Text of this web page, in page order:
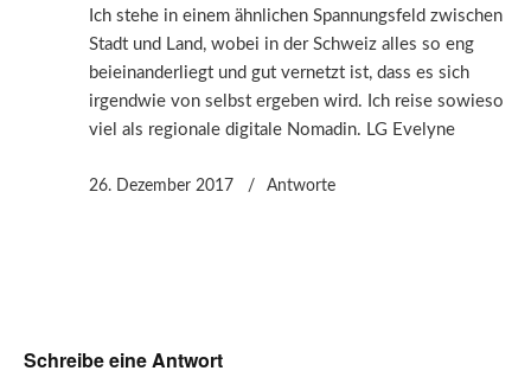
Ich stehe in einem ähnlichen Spannungsfeld zwischen
Stadt und Land, wobei in der Schweiz alles so eng
beieinanderliegt und gut vernetzt ist, dass es sich
irgendwie von selbst ergeben wird. Ich reise sowieso
viel als regionale digitale Nomadin. LG Evelyne
26. Dezember 2017 Antworte
Schreibe eine Antwort